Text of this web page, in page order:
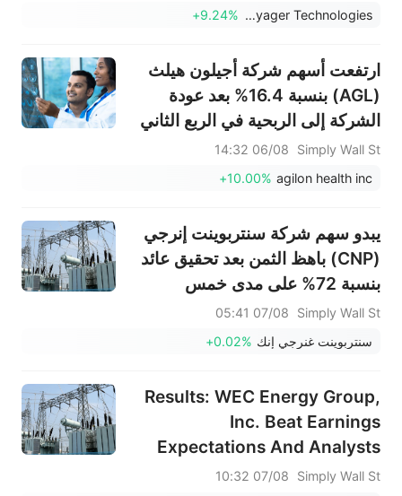
Voyager Technologies
+9.24%
ارتفعت أسهم شركة أجيلون هيلث
(AGL) بنسبة 16.4% بعد عودة
الشركة إلى الربحية في الربع الثاني
ورفع توقعاتها لعام 2026
Simply Wall St
06/08 14:32
agilon health inc
+10.00%
يبدو سهم شركة سنتربوينت إنرجي
(CNP) باهظ الثمن بعد تحقيق عائد
بنسبة 72% على مدى خمس
سنوات
Simply Wall St
07/08 05:41
سنتربوينت غنرجي إنك +0.02%
Results: WEC Energy Group,
Inc. Beat Earnings
Expectations And Analysts
Now Have New Forecasts
Simply Wall St
07/08 10:32